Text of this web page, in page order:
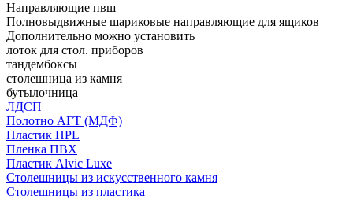
Направляющие пвш
Полновыдвижные шариковые направляющие для ящиков
Дополнительно можно установить
лоток для стол. приборов
тандембоксы
столешница из камня
бутылочница
ЛДСП
Полотно АГТ (МДФ)
Пластик HPL
Пленка ПВХ
Пластик Alvic Luxe
Столешницы из искусственного камня
Столешницы из пластика